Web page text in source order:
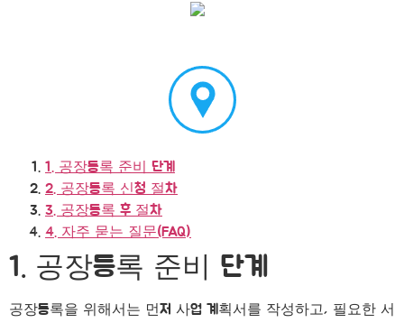
1. 공장등록 준비 단계
2. 공장등록 신청 절차
3. 공장등록 후 절차
4. 자주 묻는 질문(FAQ)
1. 공장등록 준비 단계
공장등록을 위해서는 먼저 사업 계획서를 작성하고, 필요한 서